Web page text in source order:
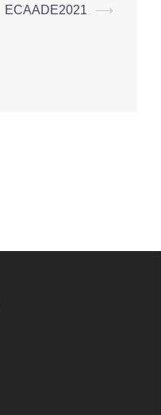
ECAADE2021
⟶